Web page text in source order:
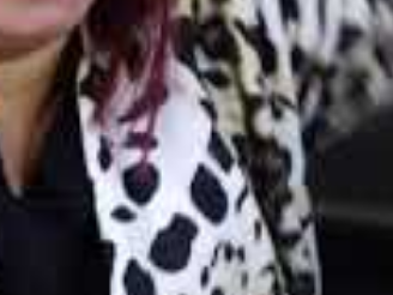
och tillgängligt för fler.